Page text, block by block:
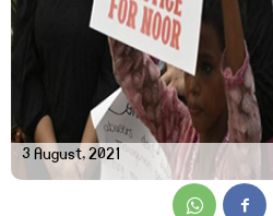
3 August, 2021